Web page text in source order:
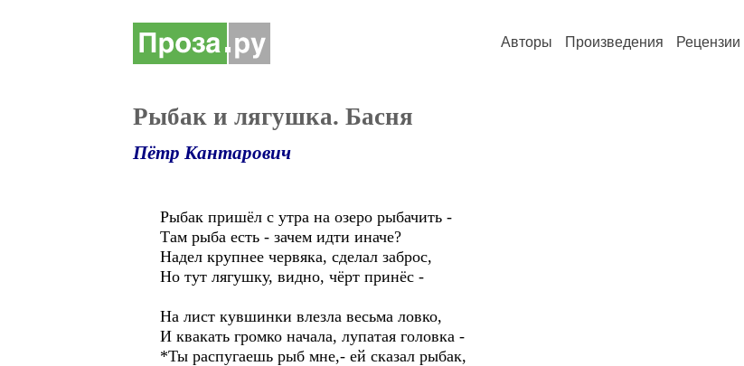
Авторы Произведения Рецензии
Рыбак и лягушка. Басня
Пётр Кантарович
Рыбак пришёл с утра на озеро рыбачить -
Там рыба есть - зачем идти иначе?
Надел крупнее червяка, сделал заброс,
Но тут лягушку, видно, чёрт принёс -
На лист кувшинки влезла весьма ловко,
И квакать громко начала, лупатая головка -
*Ты распугаешь рыб мне,- ей сказал рыбак,